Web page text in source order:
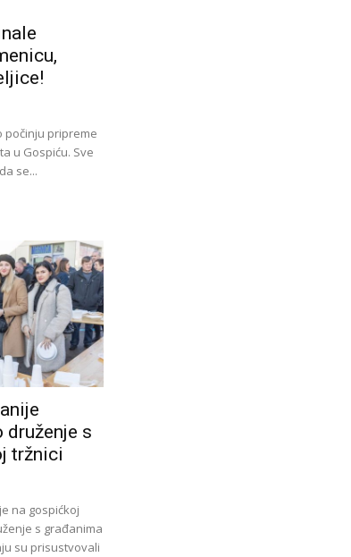
počinju pripreme
u Gospiću. Sve
se...
druženje s
tržnici
na gospićkoj
s građanima
su prisustvovali